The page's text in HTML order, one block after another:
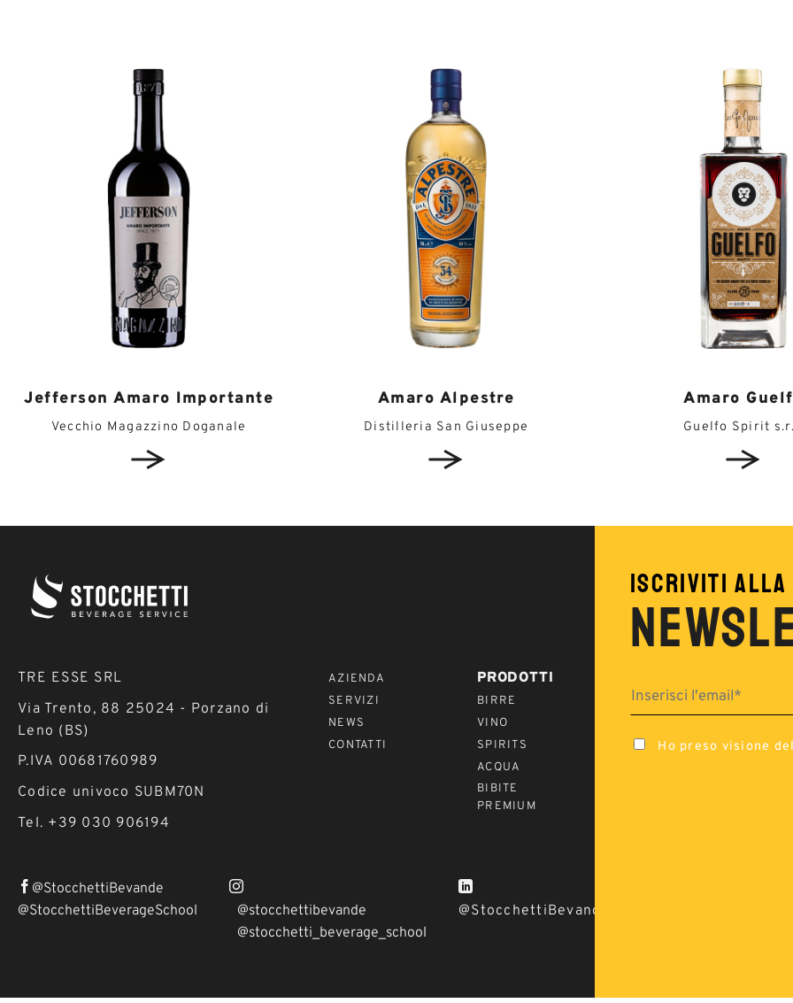
Jefferson Amaro Importante
Vecchio Magazzino Doganale
Amaro Alpestre
Distilleria San Giuseppe
Amaro
Guelfo Spirit
TRE ESSE SRL
Via Trento, 88 25024 - Porzano di
Leno (BS)
P.IVA 00681760989
Codice univoco SUBM70N
Tel. +39 030 906194
AZIENDA
SERVIZI
NEWS
CONTATTI
PRODOTTI
BIRRE
VINO
SPIRITS
ACQUA
BIBITE
PREMIUM
@StocchettiBevande
@StocchettiBeverageSchool
@stocchettibevande
@stocchetti_beverage_school
@StocchettiBevandeTreEssesrl
ISCRIVITI ALLA
Ho preso visione